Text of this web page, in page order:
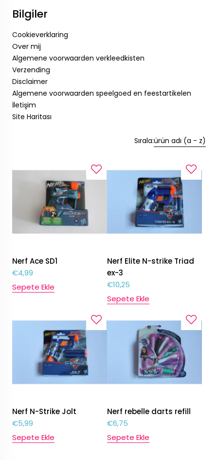
Bilgiler
Cookieverklaring
Over mij
Algemene voorwaarden verkleedkisten
Verzending
Disclaimer
Algemene voorwaarden speelgoed en feestartikelen
İletişim
Site Haritası
Sırala:ürün adı (a - z)
Nerf Ace SD1
€4,99
Sepete Ekle
Nerf Elite N-strike Triad
ex-3
€10,25
Sepete Ekle
Nerf N-Strike Jolt
€5,99
Sepete Ekle
Nerf rebelle darts refill
€6,75
Sepete Ekle